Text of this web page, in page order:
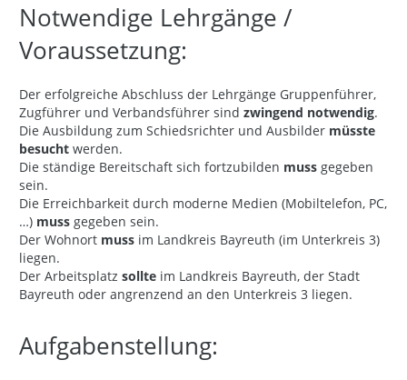
Notwendige Lehrgänge /
Voraussetzung:
Der erfolgreiche Abschluss der Lehrgänge Gruppenführer,
Zugführer und Verbandsführer sind zwingend notwendig.
Die Ausbildung zum Schiedsrichter und Ausbilder müsste
besucht werden.
Die ständige Bereitschaft sich fortzubilden muss gegeben
sein.
Die Erreichbarkeit durch moderne Medien (Mobiltelefon, PC,
…) muss gegeben sein.
Der Wohnort muss im Landkreis Bayreuth (im Unterkreis 3)
liegen.
Der Arbeitsplatz sollte im Landkreis Bayreuth, der Stadt
Bayreuth oder angrenzend an den Unterkreis 3 liegen.
Aufgabenstellung: